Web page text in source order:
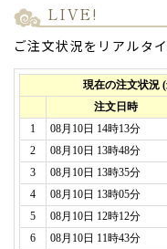
個入り）
2026年08月01日
義父の米寿記念で
「バームクーヘン
義父と義母に。
メッセージ入りの
た時に大盛り上が
味もしっかり美味
です。
ありがとうござい
LIVE!
ご注文状況をリアルタ